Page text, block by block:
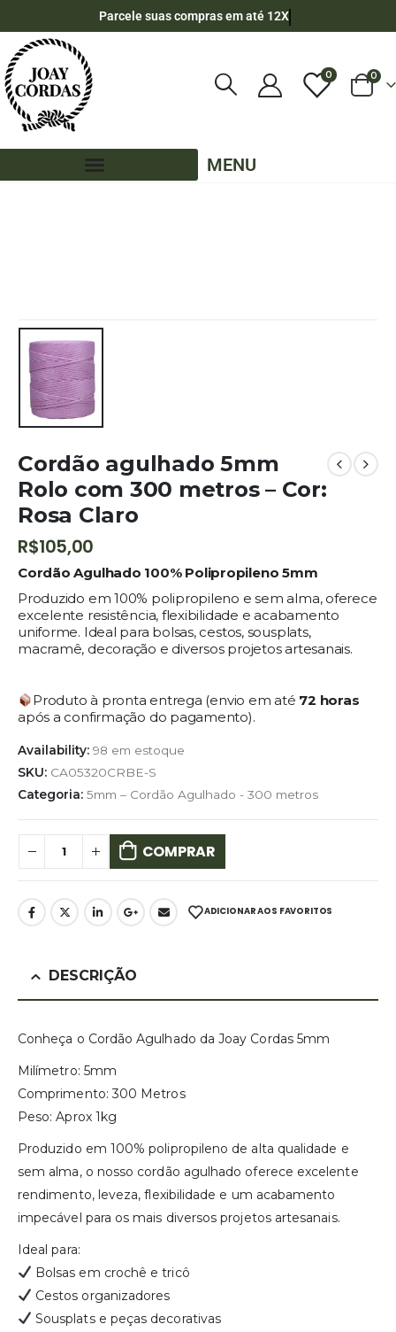
Parcele suas compras em até 12X
0 0
MENU
Cordão agulhado 5mm
Rolo com 300 metros – Cor:
Rosa Claro
R$105,00
Cordão Agulhado 100% Polipropileno 5mm
Produzido em 100% polipropileno e sem alma, oferece
excelente resistência, flexibilidade e acabamento
uniforme. Ideal para bolsas, cestos, sousplats,
macramê, decoração e diversos projetos artesanais.
Produto à pronta entrega (envio em até 72 horas
após a confirmação do pagamento).
Availability: 98 em estoque
SKU: CA05320CRBE-S
Categoria: 5mm – Cordão Agulhado - 300 metros
COMPRAR
ADICIONAR AOS FAVORITOS
DESCRIÇÃO
Conheça o Cordão Agulhado da Joay Cordas 5mm
Milímetro: 5mm
Comprimento: 300 Metros
Peso: Aprox 1kg
Produzido em 100% polipropileno de alta qualidade e
sem alma, o nosso cordão agulhado oferece excelente
rendimento, leveza, flexibilidade e um acabamento
impecável para os mais diversos projetos artesanais.
Ideal para:
Bolsas em crochê e tricô
Cestos organizadores
Sousplats e peças decorativas